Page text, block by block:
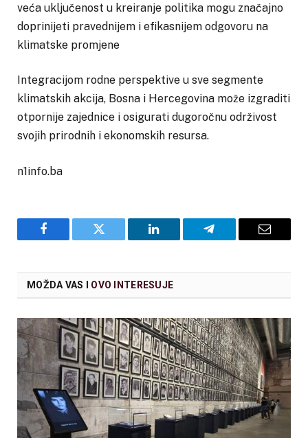
veća uključenost u kreiranje politika mogu značajno
doprinijeti pravednijem i efikasnijem odgovoru na
klimatske promjene
Integracijom rodne perspektive u sve segmente
klimatskih akcija, Bosna i Hercegovina može izgraditi
otpornije zajednice i osigurati dugoročnu održivost
svojih prirodnih i ekonomskih resursa.
n1info.ba
Facebook Twitter LinkedIn Telegram Email
MOŽDA VAS I OVO INTERESUJE